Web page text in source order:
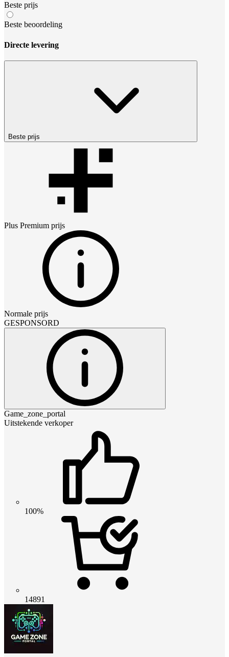
Beste prijs
Beste beoordeling
Directe levering
Beste prijs
Plus Premium prijs
Normale prijs
GESPONSORD
Game_zone_portal
Uitstekende verkoper
100%
14891